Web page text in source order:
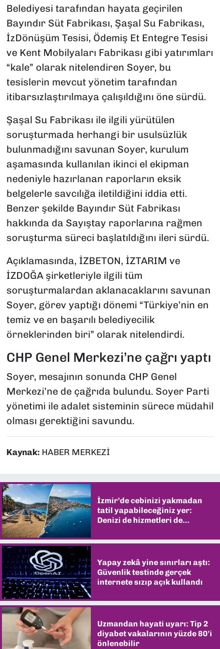
Belediyesi tarafından hayata geçirilen
Bayındır Süt Fabrikası, Şaşal Su Fabrikası,
İzDönüşüm Tesisi, Ödemiş Et Entegre Tesisi
ve Kent Mobilyaları Fabrikası gibi yatırımları
“kale” olarak nitelendiren Soyer, bu
tesislerin mevcut yönetim tarafından
itibarsızlaştırılmaya çalışıldığını öne sürdü.
Şaşal Su Fabrikası ile ilgili yürütülen
soruşturmada herhangi bir usulsüzlük
bulunmadığını savunan Soyer, kurulum
aşamasında kullanılan ikinci el ekipman
nedeniyle hazırlanan raporların eksik
belgelerle savcılığa iletildiğini iddia etti.
Benzer şekilde Bayındır Süt Fabrikası
hakkında da Sayıştay raporlarına rağmen
soruşturma süreci başlatıldığını ileri sürdü.
Açıklamasında, İZBETON, İZTARIM ve
İZDOĞA şirketleriyle ilgili tüm
soruşturmalardan aklanacaklarını savunan
Soyer, görev yaptığı dönemi “Türkiye’nin en
temiz ve en başarılı belediyecilik
örneklerinden biri” olarak nitelendirdi.
CHP Genel Merkezi’ne çağrı yaptı
Soyer, mesajının sonunda CHP Genel
Merkezi’ne de çağrıda bulundu. Soyer Parti
yönetimi ile adalet sisteminin sürece müdahil
olması gerektiğini savundu.
Kaynak: HABER MERKEZİ
İzmir’de cebinizi yakmadan
tatil yapabileceğiniz yer:
Denizi de hizmetleri de
Yapay zekâ yine sınırları aştı:
Güvenlik testinde gerçek
internete sızıp açık kullandı
Uzmandan hayati uyarı: Tip 2
diyabet vakalarının yüzde 80'i
önlenebilir